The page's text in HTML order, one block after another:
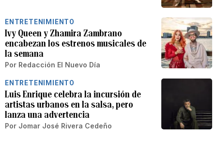
ENTRETENIMIENTO
Ivy Queen y Zhamira Zambrano
encabezan los estrenos musicales de
la semana
Por Redacción El Nuevo Día
ENTRETENIMIENTO
Luis Enrique celebra la incursión de
artistas urbanos en la salsa, pero
lanza una advertencia
Por Jomar José Rivera Cedeño